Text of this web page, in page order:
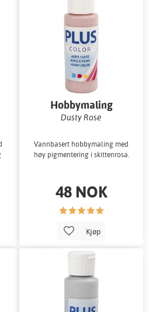
Hobbymaling
Dusty Rose
Vannbasert hobbymaling med
høy pigmentering i skittenrosa.
48 NOK
Kjøp